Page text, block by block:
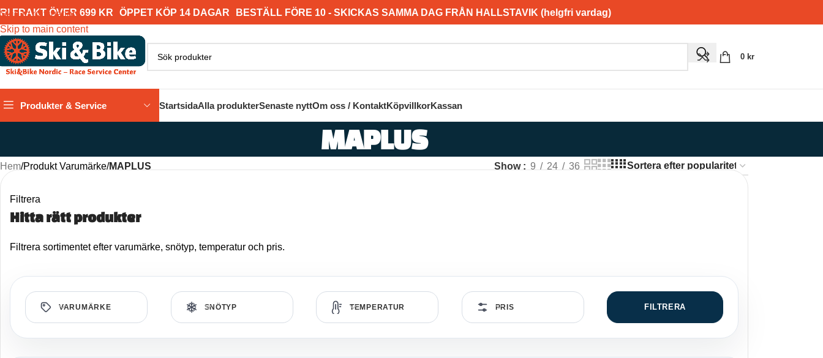
Skip to navigation
Skip to main content
FRAKT ÖVER 699 KR ÖPPET KÖP 14 DAGAR BESTÄLL FÖRE 10 - SKICKAS SAMMA DAG FRÅN HALLSTAVIK (helgfri vardag)
0 kr
Produkter & Service StartsidaAlla produkterSenaste nyttOm oss / KontaktKöpvillkorKassan
MAPLUS
Hem/Produkt Varumärke/MAPLUS Show 9 24 36
Filtrera
Hitta rätt produkter
Filtrera sortimentet efter varumärke, snötyp, temperatur och pris.
VARUMÄRKE SNÖTYP TEMPERATUR PRIS FILTRERA